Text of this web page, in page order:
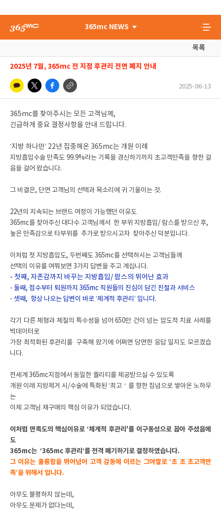
365mc NEWS
목록
2025년 7월, 365mc 전 지점 후관리 전면 폐지 안내
2025-06-13
365mc를 찾아주시는 모든 고객님께,
긴급하게 중요 결정사항을 안내 드립니다.
‘지방 하나만’ 22년 집중해온 365mc는 개원 이례
지방흡입수술 만족도 99.9%라는 기록을 경신하기까지 초고객만족을 향한 걸
음을 걸어 왔습니다.
그 비결은, 단연 고객님의 선택과 목소리에 귀 기울이는 것.
22년의 지속되는 브랜드 여정이 가능했던 이유도
365mc를 찾아주신 대다수 고객님께서 한 부위 지방흡입/ 람스를 받으신 후,
높은 만족감으로 타부위를 추가로 받으시고자 찾아주신 덕분입니다.
이처럼 첫 지방흡입도, 두번째도 365mc를 선택하시는 고객님들께
선택의 이유를 여쭤보면 3가지 답변을 주고 계십니다.
- 첫째, 자존감까지 바꾸는 지방흡입/ 람스의 뛰어난 효과
- 둘째, 접수부터 퇴원까지 365mc 직원들의 진심이 담긴 친절과 서비스
- 셋째, 항상 나오는 답변이 바로 ‘체계적 후관리’ 입니다.
각기 다른 체형과 체질의 특수성을 넘어 650만 건이 넘는 압도적 치료 사례를
빅데이터로
가장 최적화된 후관리를 구축해 왔기에 어쩌면 당연한 응답 일지도 모르겠습
니다.
전세계 365mc지점에서 동일한 퀄리티를 제공받으실 수 있도록
개원 이래 지방제거 시/수술에 특화된 ‘최고＇를 향한 집념으로 쌓아온 노하우
는
이제 고객님 재구매의 핵심 이유가 되었습니다.
이처럼 만족도의 핵심이유로 ‘체계적 후관리'를 이구동성으로 꼽아 주셨음에
도
365mc는 ‘365mc 후관리‘를 전격 폐기하기로 결정하였습니다.
그 이유는 훌륭함을 뛰어넘어 고객 감동에 이르는 그야말로 ‘초 초 초고객만
족’을 위해서 입니다.
아무도 불평하지 않는데,
아무도 문제가 없다는데,